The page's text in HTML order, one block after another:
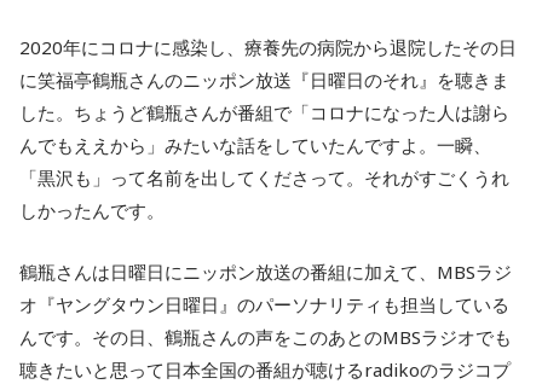
2020年にコロナに感染し、療養先の病院から退院したその日
に笑福亭鶴瓶さんのニッポン放送『日曜日のそれ』を聴きま
した。ちょうど鶴瓶さんが番組で「コロナになった人は謝ら
んでもええから」みたいな話をしていたんですよ。一瞬、
「黒沢も」って名前を出してくださって。それがすごくうれ
しかったんです。
鶴瓶さんは日曜日にニッポン放送の番組に加えて、MBSラジ
オ『ヤングタウン日曜日』のパーソナリティも担当している
んです。その日、鶴瓶さんの声をこのあとのMBSラジオでも
聴きたいと思って日本全国の番組が聴けるradikoのラジコプ